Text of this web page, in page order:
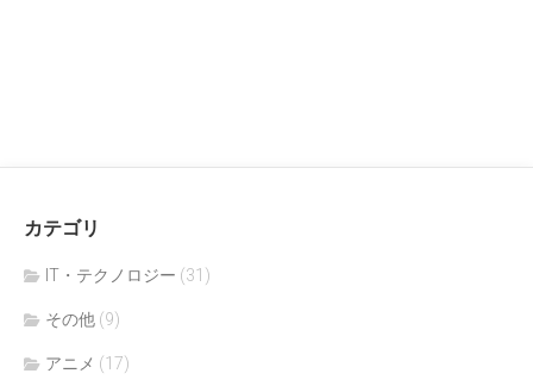
カテゴリ
IT・テクノロジー (31)
その他 (9)
アニメ (17)